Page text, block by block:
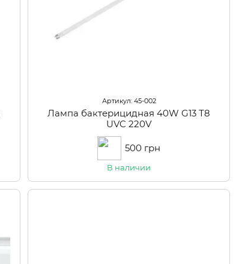
Артикул: 45-002
Лампа бактерицидная 40W G13 Т8
UVC 220V
500 грн
В наличии